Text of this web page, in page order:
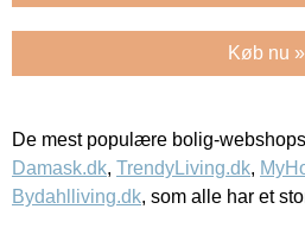
Køb nu »
De mest populære bolig-
Damask.dk, TrendyLiving.dk,
Bydahlliving.dk, som alle har et